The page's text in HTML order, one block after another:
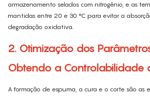
armazenamento selados com nitrogênio, e as
mantidas entre 20 e 30 °C para evitar a
degradação oxidativa.
2. Otimização dos
Obtendo a Controlabilidade
A formação de espuma, a cura e o corte são as